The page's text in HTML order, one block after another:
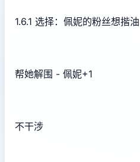
1.6.1 选择：佩妮的粉丝想揩油
帮她解围 - 佩妮+1
不干涉